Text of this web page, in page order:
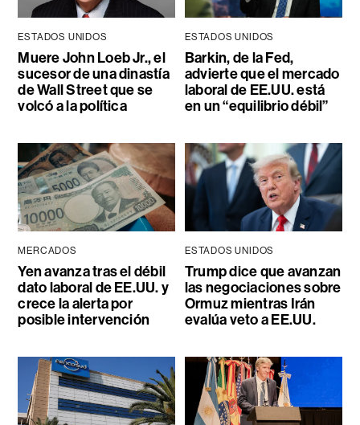
ESTADOS UNIDOS
Muere John Loeb Jr., el
sucesor de una dinastía
de Wall Street que se
volcó a la política
ESTADOS UNIDOS
Barkin, de la Fed,
advierte que el mercado
laboral de EE.UU. está
en un “equilibrio débil”
MERCADOS
Yen avanza tras el débil
dato laboral de EE.UU. y
crece la alerta por
posible intervención
ESTADOS UNIDOS
Trump dice que avanzan
las negociaciones sobre
Ormuz mientras Irán
evalúa veto a EE.UU.